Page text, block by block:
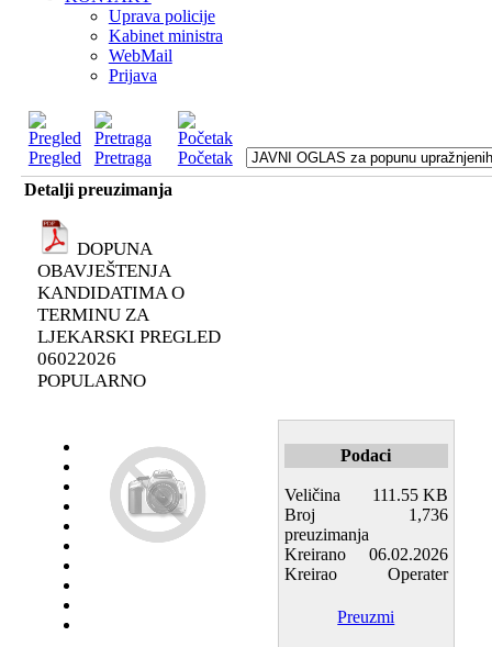
Uprava policije
Kabinet ministra
WebMail
Prijava
Pregled Pretraga
Početak
Detalji preuzimanja
DOPUNA
OBAVJEŠTENJA
KANDIDATIMA O
TERMINU ZA
LJEKARSKI PREGLED
06022026
POPULARNO
Podaci
Veličina
111.55 KB
Broj
preuzimanja
1,736
Kreirano
06.02.2026
Kreirao
Operater
Preuzmi